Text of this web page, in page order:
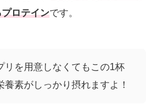
ロテインです。
リを用意しなくてもこの1杯
養素がしっかり摂れますよ！